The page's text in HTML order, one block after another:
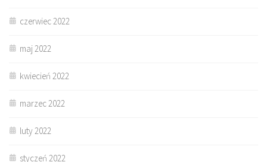
czerwiec 2022
maj 2022
kwiecień 2022
marzec 2022
luty 2022
styczeń 2022